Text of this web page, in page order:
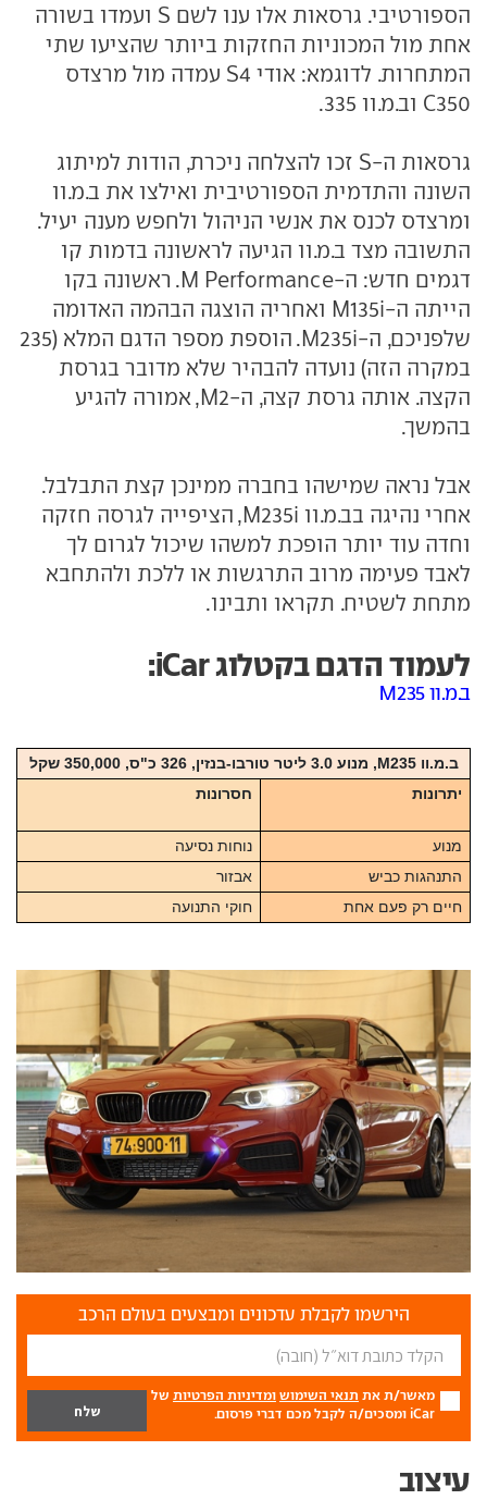
הספורטיבי. גרסאות אלו ענו לשם S ועמדו בשורה
אחת מול המכוניות החזקות ביותר שהציעו שתי
המתחרות. לדוגמא: אודי S4 עמדה מול מרצדס
C350 וב.מ.וו 335.
גרסאות ה-S זכו להצלחה ניכרת, הודות למיתוג
השונה והתדמית הספורטיבית ואילצו את ב.מ.וו
ומרצדס לכנס את אנשי הניהול ולחפש מענה יעיל.
התשובה מצד ב.מ.וו הגיעה לראשונה בדמות קו
דגמים חדש: ה-M Performance. ראשונה בקו
הייתה ה-M135i ואחריה הוצגה הבהמה האדומה
שלפניכם, ה-M235i. הוספת מספר הדגם המלא (235
במקרה הזה) נועדה להבהיר שלא מדובר בגרסת
הקצה. אותה גרסת קצה, ה-M2, אמורה להגיע
בהמשך.
אבל נראה שמישהו בחברה ממינכן קצת התבלבל.
אחרי נהיגה בב.מ.וו M235i, הציפייה לגרסה חזקה
וחדה עוד יותר הופכת למשהו שיכול לגרום לך
לאבד פעימה מרוב התרגשות או ללכת ולהתחבא
מתחת לשטיח. תקראו ותבינו.
לעמוד הדגם בקטלוג iCar:
ב.מ.וו M235
ב.מ.וו M235, מנוע 3.0 ליטר טורבו-בנזין, 326 כ"ס, 350,000 שקל
יתרונות
חסרונות
מנוע
נוחות נסיעה
התנהגות כביש
אבזור
חיים רק פעם אחת
חוקי התנועה
הירשמו לקבלת עדכונים ומבצעים בעולם הרכב
מאשר/ת את תנאי השימוש ומדיניות הפרטיות של
iCar ומסכים/ה לקבל מכם דברי פרסום.
עיצוב